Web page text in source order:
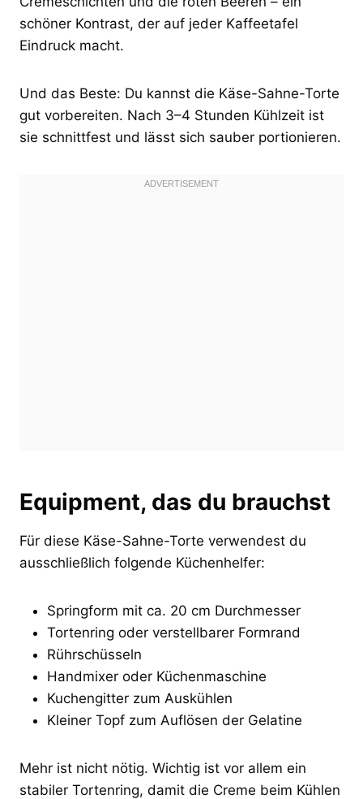
schöner Kontrast, der auf jeder Kaffeetafel
Eindruck macht.
Und das Beste: Du kannst die Käse-Sahne-Torte
gut vorbereiten. Nach 3–4 Stunden Kühlzeit ist
sie schnittfest und lässt sich sauber portionieren.
Equipment, das du brauchst
Für diese Käse-Sahne-Torte verwendest du
ausschließlich folgende Küchenhelfer:
Springform mit ca. 20 cm Durchmesser
Tortenring oder verstellbarer Formrand
Rührschüsseln
Handmixer oder Küchenmaschine
Kuchengitter zum Auskühlen
Kleiner Topf zum Auflösen der Gelatine
Mehr ist nicht nötig. Wichtig ist vor allem ein
stabiler Tortenring, damit die Creme beim Kühlen